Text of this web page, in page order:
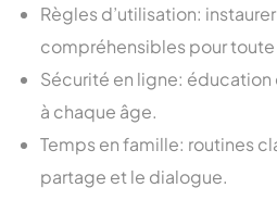
Règles d’utilisation:
compréhensibles pour toute
Sécurité en ligne:
à chaque âge.
Temps en famille: routines
partage et le dialogue.